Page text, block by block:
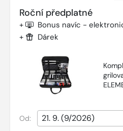
Roční předplatné
+ Bonus navíc -
+ Dárek
Od: